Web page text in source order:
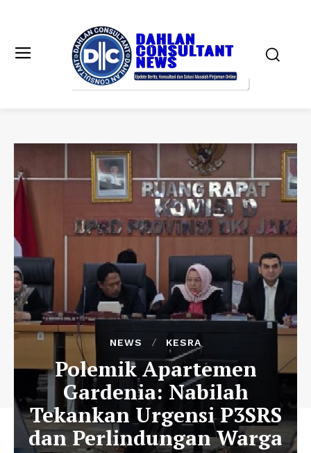
NEWS KESRA
Polemik Apartemen
Gardenia: Nabilah
Tekankan Urgensi P3SRS
dan Perlindungan Warga